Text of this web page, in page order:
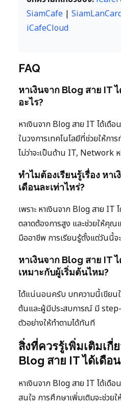
SiamCafe |
iCafeCloud
FAQ
หาเงินจาก Blog สาย IT
อะไร?
หาเงินจาก Blog สาย IT ได้เดือ
ในวงการเทคโนโลยีที่ช่วยให้ก
ไม่ว่าจะเป็นด้าน IT,
ทำไมต้องเรียนรู้เรื่อง หา
เดือนละเท่าไหร่?
เพราะ หาเงินจาก Blog สาย IT
ตลาดต้องการสูง และช่วยให้คุ
มืออาชีพ การเรียนรู้ตั้งแต่วันนี้จ
หาเงินจาก Blog สาย IT
เหมาะกับผู้เริ่มต้นไหม?
ได้แน่นอนครับ บทความนี้เขียนใ
ต้นและผู้มีประสบการณ์ มี
ตัวอย่างให้ทำตามได้ทันที
สิ่งที่ควรรู้เพิ่มเติมเกี่
Blog สาย IT ได้เดือ
หาเงินจาก Blog สาย IT ได้เดื
สนใจ การศึกษาเพิ่มเติมจะช่วยใ